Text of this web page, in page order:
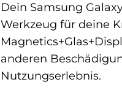
Dein Samsung
Werkzeug für deine
anderen
Nutzungserlebnis.